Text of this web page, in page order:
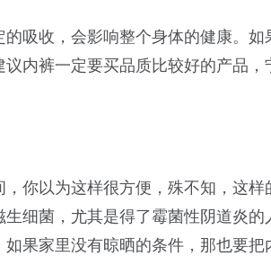
吸收，会影响整个身体的健康。如
内裤一定要买品质比较好的产品，
你以为这样很方便，殊不知，这
细菌，尤其是得了霉菌性阴道炎
果家里没有晾晒的条件，那也要